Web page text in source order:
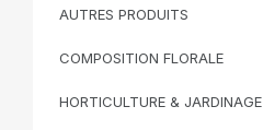
AUTRES PRODUITS
COMPOSITION FLORALE
HORTICULTURE & JARDINAGE